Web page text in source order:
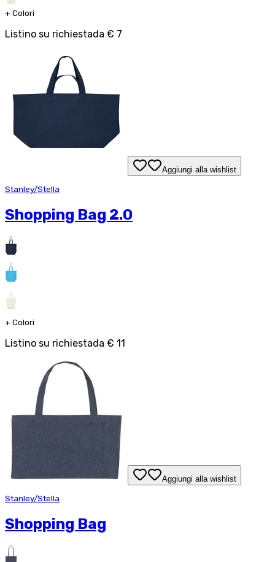
+ Colori
Listino su richiestada € 7
Aggiungi alla wishlist
Stanley/Stella
Shopping Bag 2.0
+ Colori
Listino su richiestada € 11
Aggiungi alla wishlist
Stanley/Stella
Shopping Bag